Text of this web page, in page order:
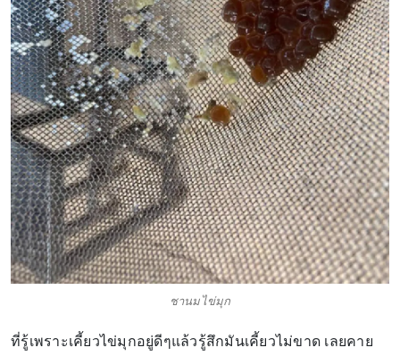
ชานมไข่มุก
ที่รู้เพราะเคี้ยวไข่มุกอยู่ดีๆแล้วรู้สึกมันเคี้ยวไม่ขาด เลยคาย